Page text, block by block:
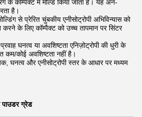
के कॉम्पैक्ट में मोल्ड किया जाता है। यह अन-
है।
से प्रेरित चुंबकीय एनीसोट्रोपी अभिविन्यास को
करने के लिए कॉम्पैक्ट को उच्च तापमान पर सिंटर
घनत्व या अवशिष्टता एनिज़ोट्रोपी की धुरी के
कोई अवशिष्टता नहीं है।
घनत्व और एनीसोट्रोपी स्तर के आधार पर मध्यम
पाउडर ग्रेड